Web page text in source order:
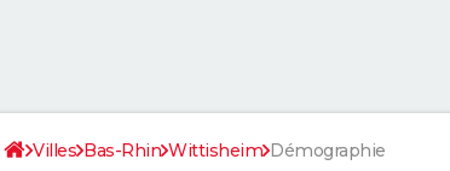
Villes Bas-Rhin Wittisheim Démographie